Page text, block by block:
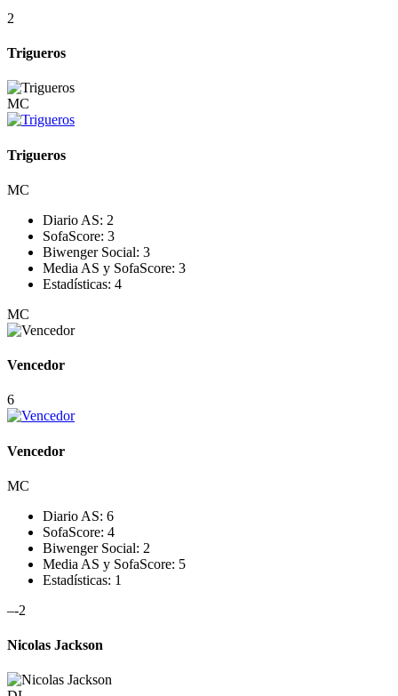
2
Trigueros
MC
Trigueros
MC
Diario AS: 2
SofaScore: 3
Biwenger Social: 3
Media AS y SofaScore: 3
Estadísticas: 4
MC
Vencedor
6
Vencedor
MC
Diario AS: 6
SofaScore: 4
Biwenger Social: 2
Media AS y SofaScore: 5
Estadísticas: 1
–-2
Nicolas Jackson